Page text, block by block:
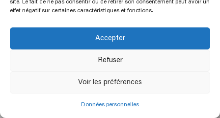
site. Le fait de ne pas consentir ou de retirer son consentement peut avoir un
effet négatif sur certaines caractéristiques et fonctions.
Accepter
Refuser
Voir les préférences
Données personnelles